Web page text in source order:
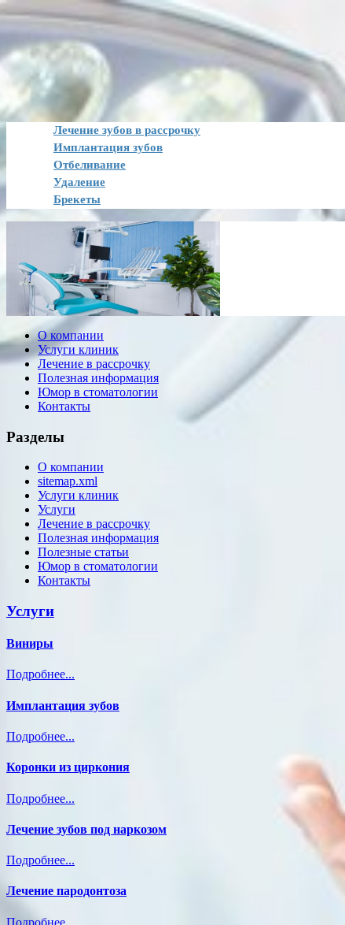
Лечение зубов в рассрочку
Имплантация зубов
Отбеливание
Удаление
Брекеты
О компании
Услуги клиник
Лечение в рассрочку
Полезная информация
Юмор в стоматологии
Контакты
Разделы
О компании
sitemap.xml
Услуги клиник
Услуги
Лечение в рассрочку
Полезная информация
Полезные статьи
Юмор в стоматологии
Контакты
Услуги
Виниры
Подробнее...
Имплантация зубов
Подробнее...
Коронки из циркония
Подробнее...
Лечение зубов под наркозом
Подробнее...
Лечение пародонтоза
Подробнее...